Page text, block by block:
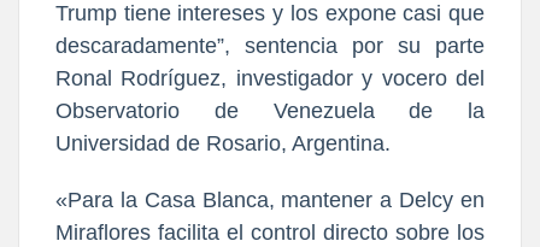
Trump tiene intereses y los expone casi que
descaradamente”, sentencia por su parte
Ronal Rodríguez, investigador y vocero del
Observatorio de Venezuela de la
Universidad de Rosario, Argentina.
«Para la Casa Blanca, mantener a Delcy en
Miraflores facilita el control directo sobre los